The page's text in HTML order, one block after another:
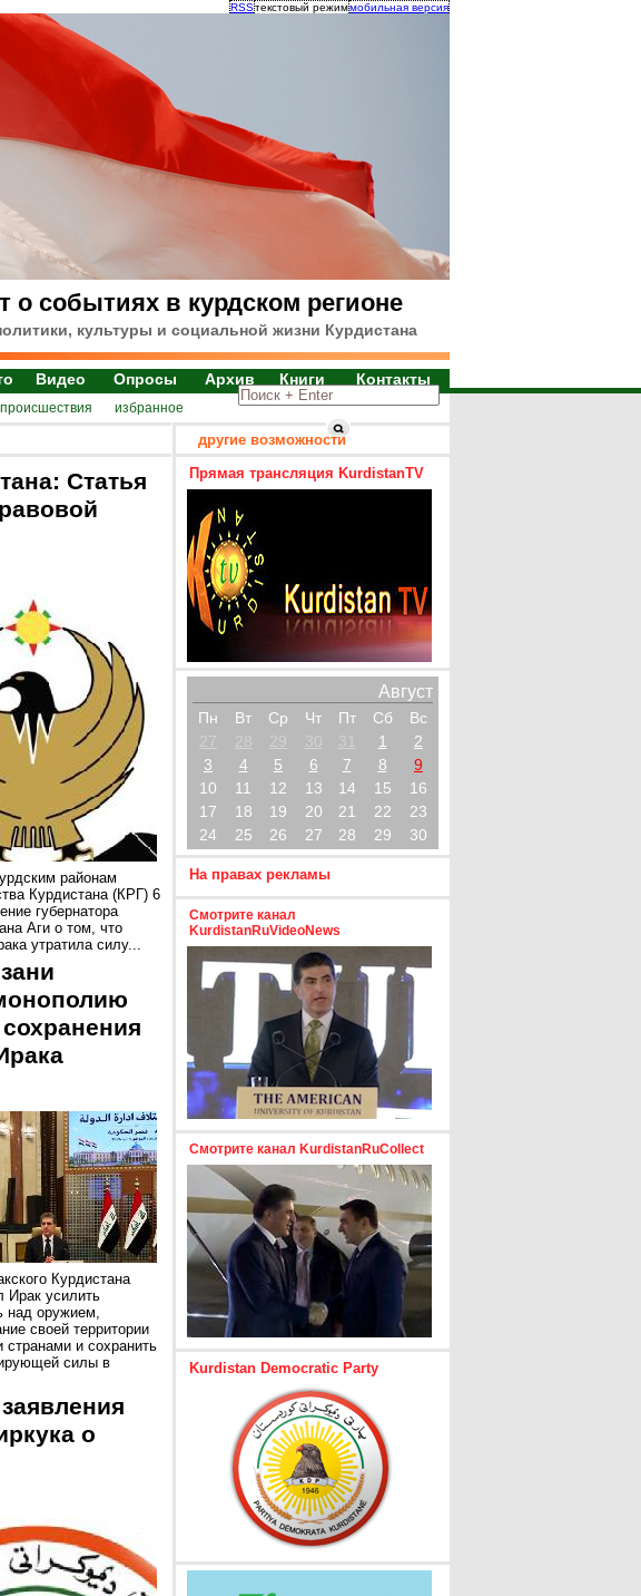
RSSтекстовый режиммобильная версия
о событиях в курдском регионе
культуры и социальной жизни Курдистана
Видео Опросы Архив Книги Контакты
происшествия избранное
Статья
районам
Курдистана (КРГ) 6
губернатора
Аги о том, что
утратила силу...
Курдистана
Ирак усилить
над оружием,
своей территории
и сохранить
силы в
о
другие возможности
Прямая трансляция KurdistanTV
Август
Пн Вт Ср Чт Пт Сб
Вс
27
28 29 30 31 1
2
3
4 5 6 7 8
9
10
11 12 13 14 15
16
17
18 19 20 21 22
23
24
25 26 27 28 29 30
На правах рекламы
Смотрите канал
KurdistanRuVideoNews
Смотрите канал KurdistanRuCollect
Kurdistan Democratic Party